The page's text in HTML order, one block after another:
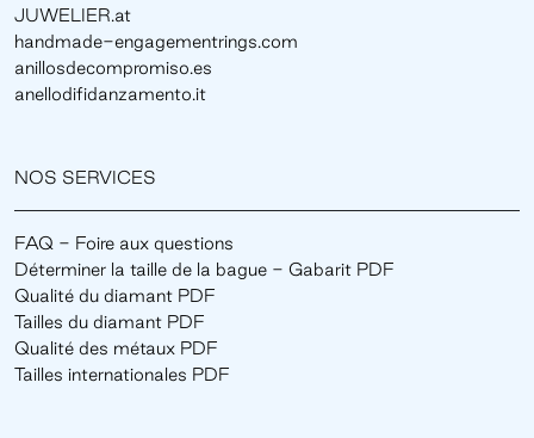
JUWELIER.at
handmade-engagementrings.com
anillosdecompromiso.es
anellodifidanzamento.it
NOS SERVICES
FAQ - Foire aux questions
Déterminer la taille de la bague - Gabarit PDF
Qualité du diamant PDF
Tailles du diamant PDF
Qualité des métaux PDF
Tailles internationales PDF